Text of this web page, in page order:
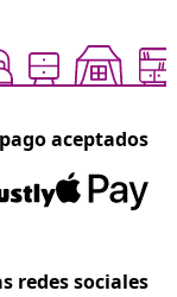
aceptados
redes sociales